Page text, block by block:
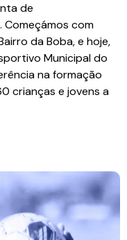
de
Começámos com
da Boba, e hoje,
Municipal do
na formação
crianças e jovens a